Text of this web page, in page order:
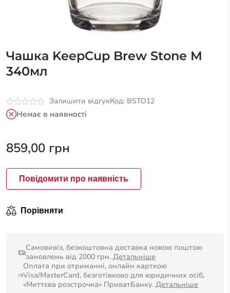
Чашка KeepCup Brew Stone M
340мл
Оцінено
в
Залишити відгукКод: BSTO12
Немає в наявності
859,00 грн
Повідомити про наявність
Порівняти
Самовивіз, безкоштовна доставка новою поштою
замовлень від 2000 грн.Детальніше
Оплата при отриманні, онлайн карткою
Visa/MasterCard, безготівково для юридичних осіб,
«Миттєва розстрочка» ПриватБанку. Детальніше